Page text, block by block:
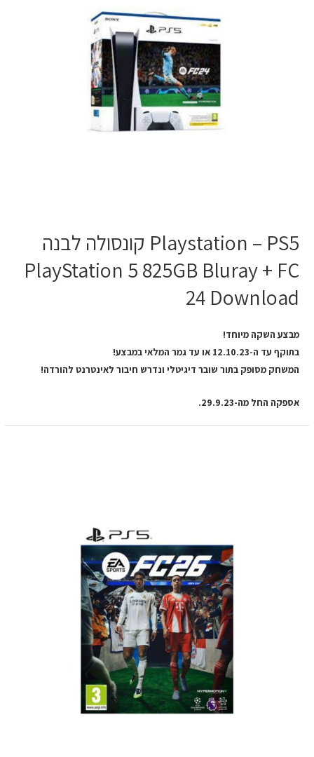
Playstation – PS5 קונסולה לבנה
PlayStation 5 825GB Bluray + FC
24 Download
מבצע השקה מיוחד!
בתוקף עד ה-12.10.23 או עד גמר המלאי במבצע!
המשחק מסופק בתור שובר דיגיטלי ונדרש חיבור לאינטרנט להורדה!
אספקה החל מה-29.9.23.